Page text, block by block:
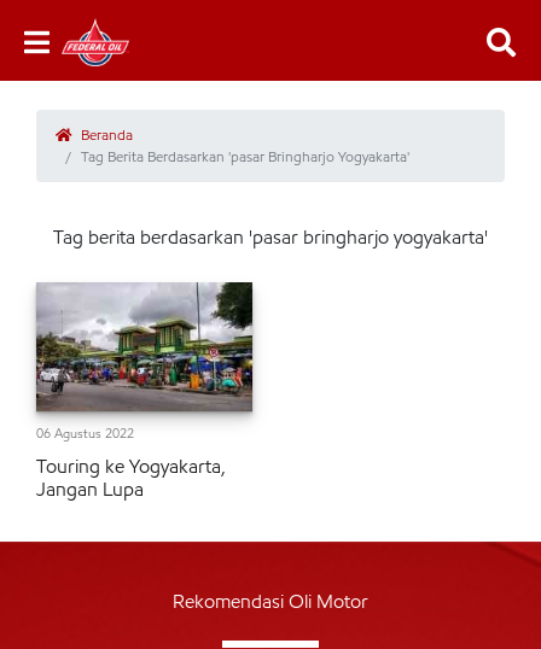
Beranda
Tag Berita Berdasarkan 'pasar Bringharjo Yogyakarta'
Tag berita berdasarkan 'pasar bringharjo yogyakarta'
06 Agustus 2022
Touring ke Yogyakarta,
Jangan Lupa
Rekomendasi Oli Motor